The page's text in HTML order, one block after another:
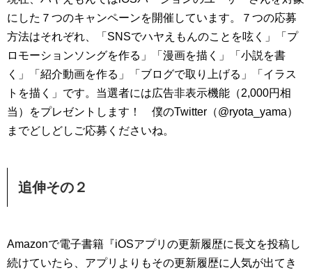
にした７つのキャンペーンを開催しています。７つの応募
方法はそれぞれ、「SNSでハヤえもんのことを呟く」「プ
ロモーションソングを作る」「漫画を描く」「小説を書
く」「紹介動画を作る」「ブログで取り上げる」「イラス
トを描く」です。当選者には広告非表示機能（2,000円相
当）をプレゼントします！ 僕のTwitter（@ryota_yama）
までどしどしご応募くださいね。
追伸その２
Amazonで電子書籍『iOSアプリの更新履歴に長文を投稿し
続けていたら、アプリよりもその更新履歴に人気が出てき